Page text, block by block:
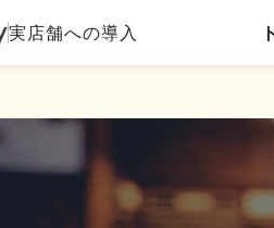
実店舗への導入